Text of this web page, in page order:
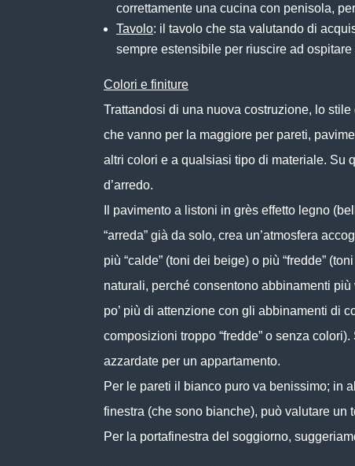
correttamente una cucina con penisola,
Tavolo: il tavolo che sta valutando di
sempre estensibile per riuscire ad
Colori e finiture
Trattandosi di una nuova costruzione, lo
che vanno per la maggiore per pareti,
altri colori e a qualsiasi tipo di materiale. Su
d’arredo.
Il pavimento a listoni in grès effetto legno
“arreda” già da solo, crea un’atmosfera
più “calde” (toni dei beige) o più “fredde” (toni
naturali, perché consentono abbinamenti
po’ più di attenzione con gli abbinamenti di
composizioni troppo “fredde” o senza
azzardate per un appartamento.
Per le pareti il
bianco puro va benissimo; in
finestra (che sono bianche), può valutare un
Per la portafinestra del soggiorno,